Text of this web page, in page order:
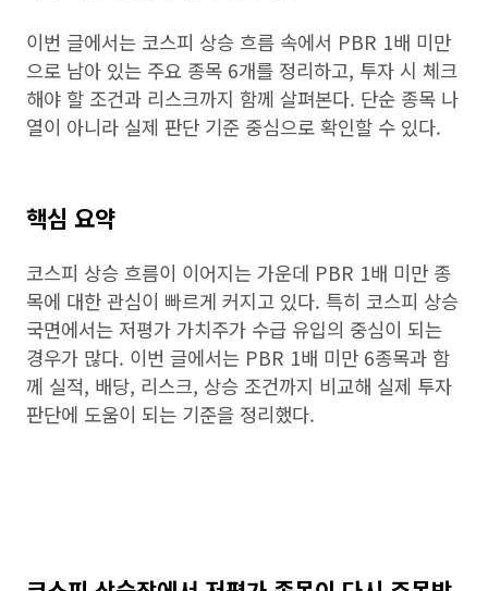
이번 글에서는 코스피 상승 흐름 속에서 PBR 1배 미만
으로 남아 있는 주요 종목 6개를 정리하고, 투자 시 체크
해야 할 조건과 리스크까지 함께 살펴본다. 단순 종목 나
열이 아니라 실제 판단 기준 중심으로 확인할 수 있다.
핵심 요약
코스피 상승 흐름이 이어지는 가운데 PBR 1배 미만 종
목에 대한 관심이 빠르게 커지고 있다. 특히 코스피 상승
국면에서는 저평가 가치주가 수급 유입의 중심이 되는
경우가 많다. 이번 글에서는 PBR 1배 미만 6종목과 함
께 실적, 배당, 리스크, 상승 조건까지 비교해 실제 투자
판단에 도움이 되는 기준을 정리했다.